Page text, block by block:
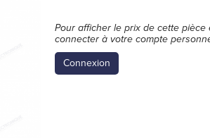
Pour afficher le prix de cette
connecter à votre compte
Connexion